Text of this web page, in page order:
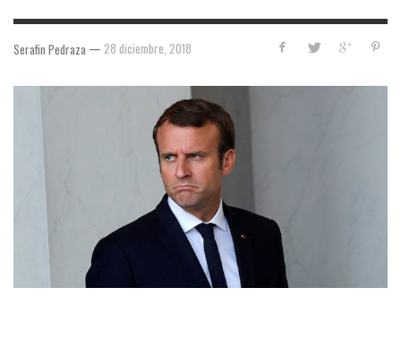
Serafin Pedraza — 28 diciembre, 2018